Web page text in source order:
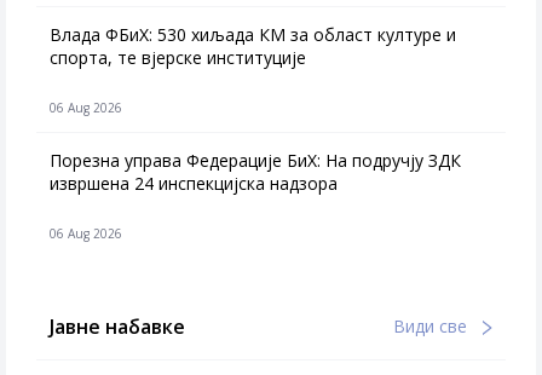
Влада ФБиХ: 530 хиљада КМ за област културе и
спорта, те вјерске институције
06 Aug 2026
Порезна управа Федерације БиХ: На подручју ЗДК
извршена 24 инспекцијска надзора
06 Aug 2026
Јавне набавке Види све